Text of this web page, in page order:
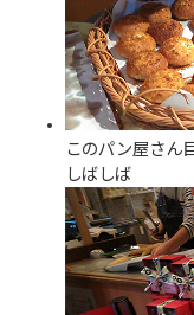
このパン屋さん
しばしば